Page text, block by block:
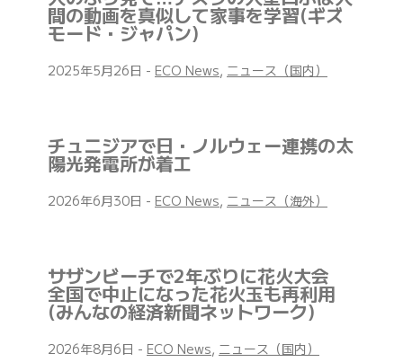
間の動画を真似して家事を学習(ギズ
モード・ジャパン)
2025年5月26日 - ECO News, ニュース（国内）
チュニジアで日・ノルウェー連携の太
陽光発電所が着工
2026年6月30日 - ECO News, ニュース（海外）
サザンビーチで2年ぶりに花火大会
全国で中止になった花火玉も再利用
(みんなの経済新聞ネットワーク)
2026年8月6日 - ECO News, ニュース（国内）